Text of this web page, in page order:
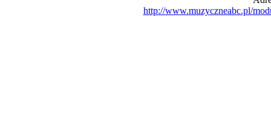
http://www.muzyczneabc.pl/